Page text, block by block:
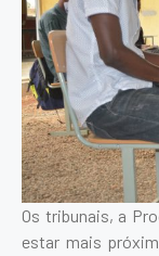
Os tribunais, a
estar mais